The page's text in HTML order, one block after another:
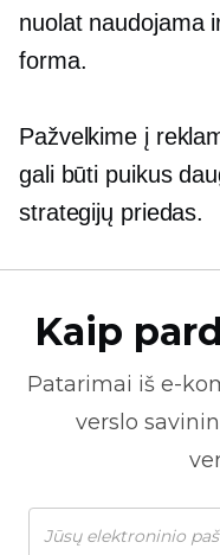
nuolat naudojama
forma.
Pažvelkime į
gali būti puikus
strategijų priedas.
Kaip
Patarimai iš e-
verslo